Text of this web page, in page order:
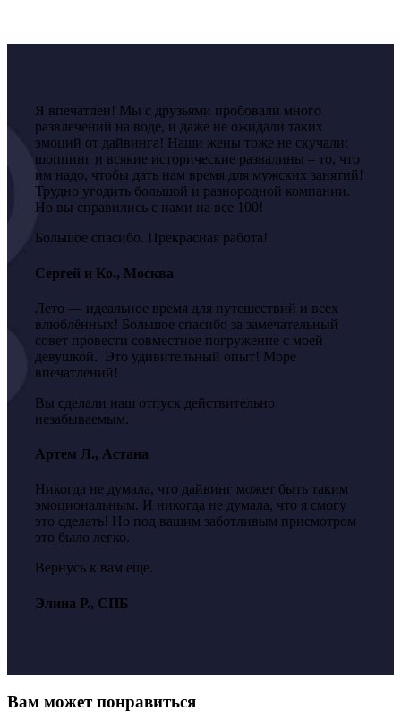
Я впечатлен! Мы с друзьями пробовали много
развлечений на воде, и даже не ожидали таких
эмоций от дайвинга! Наши жены тоже не скучали:
шоппинг и всякие исторические развалины – то, что
им надо, чтобы дать нам время для мужских занятий!
Трудно угодить большой и разнородной компании.
Но вы справились с нами на все 100!
Большое спасибо. Прекрасная работа!
Сергей и Ко., Москва
Лето — идеальное время для путешествий и всех
влюблённых! Большое спасибо за замечательный
совет провести совместное погружение с моей
девушкой. Это удивительный опыт! Море
впечатлений!
Вы сделали наш отпуск действительно
незабываемым.
Артем Л., Астана
Никогда не думала, что дайвинг может быть таким
эмоциональным. И никогда не думала, что я смогу
это сделать! Но под вашим заботливым присмотром
это было легко.
Вернусь к вам еще.
Элина Р., СПБ
Вам может понравиться